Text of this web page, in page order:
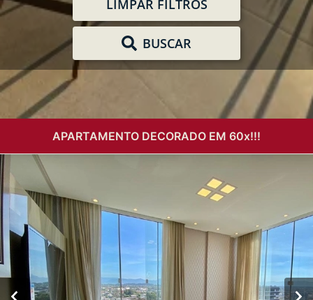
LIMPAR FILTROS
BUSCAR
APARTAMENTO DECORADO EM 60x!!!